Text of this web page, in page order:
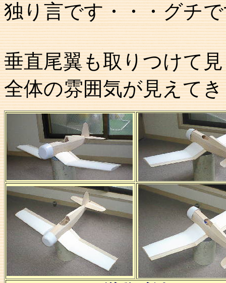
独り言です・・・グチ
垂直尾翼も取りつけて
全体の雰囲気が見えて